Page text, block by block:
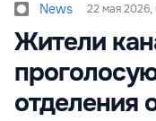
News 22 мая 2026,
Жители
отделения